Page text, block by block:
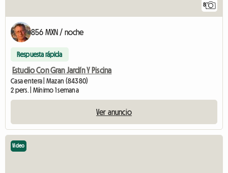
8
856 MXN / noche
Respuesta rápida
Estudio Con Gran Jardín Y Piscina
Casa entera | Mazan (84380)
2 pers. | Mínimo 1 semana
Ver anuncio
Video